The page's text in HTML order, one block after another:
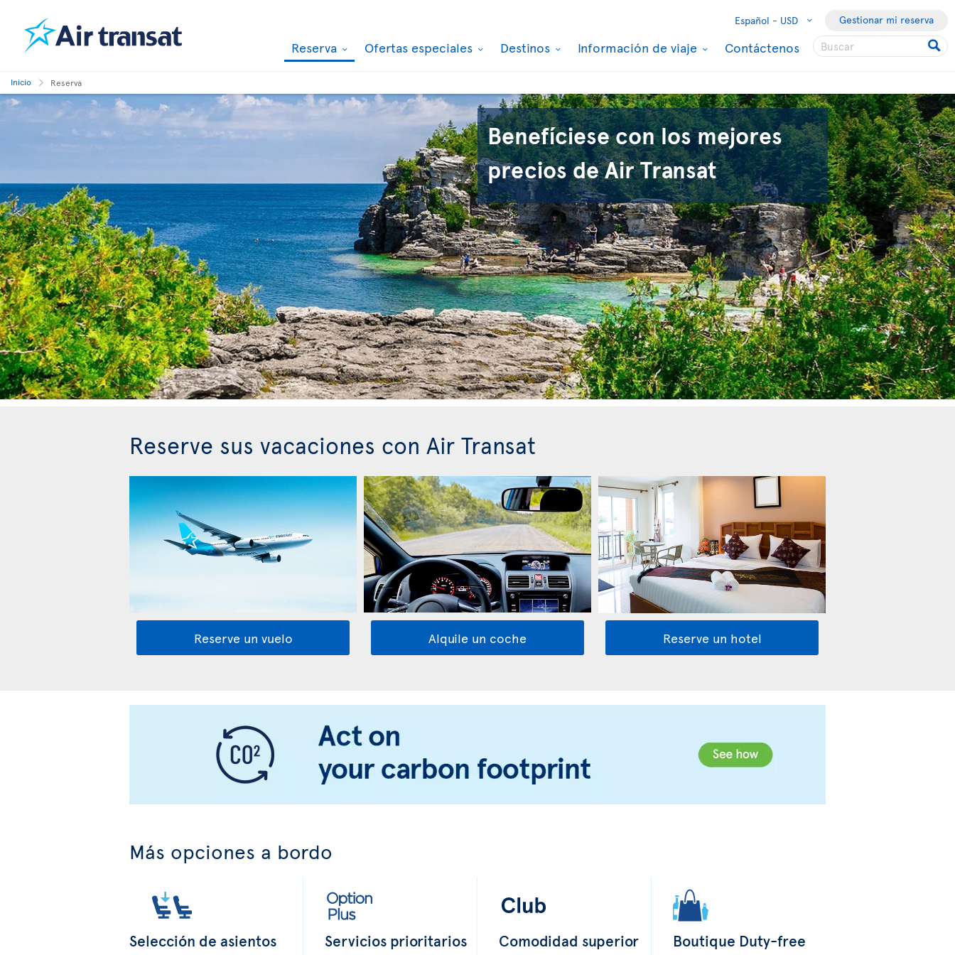
Español - USD Gestionar mi reserva
Reserva Ofertas especiales Destinos Información de viaje Contáctenos
Inicio Reserva
Benefíciese con los mejores
precios de Air Transat
Reserve sus vacaciones con Air Transat
Reserve un vuelo Alquile un coche Reserve un hotel
Más opciones a bordo
Selección de asientos Servicios prioritarios Comodidad superior Boutique Duty-free